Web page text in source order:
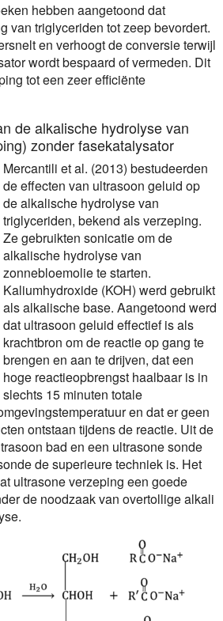
hebben aangetoond dat
van triglyceriden tot zeep bevordert.
en verhoogt de conversie terwijl
wordt bespaard of vermeden. Dit
tot een zeer efficiënte
de alkalische hydrolyse van
zonder fasekatalysator
Mercantili et al. (2013) bestudeerden
de effecten van ultrasoon geluid op
de alkalische hydrolyse van
triglyceriden, bekend als verzeping.
Ze gebruikten sonicatie om de
alkalische hydrolyse van
zonnebloemolie te starten.
Kaliumhydroxide (KOH) werd gebruikt
als alkalische base. Aangetoond werd
dat ultrasoon geluid effectief is als
krachtbron om de reactie op gang te
brengen en aan te drijven, dat een
hoge reactieopbrengst haalbaar is in
slechts 15 minuten totale
en dat er geen
ontstaan tijdens de reactie. Uit de
bad en een ultrasone sonde
de superieure techniek is. Het
ultrasone verzeping een goede
de noodzaak van overtollige alkali